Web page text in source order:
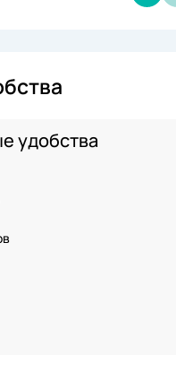
удобства